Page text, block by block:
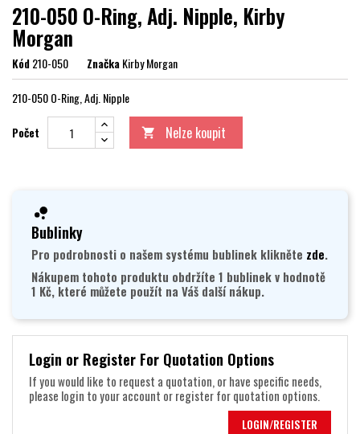
210-050 O-Ring, Adj. Nipple, Kirby
Morgan
Kód210-050 ZnačkaKirby Morgan
210-050 O-Ring, Adj. Nipple
Počet  Nelze koupit
Bublinky
Pro podrobnosti o našem systému bublinek klikněte zde.
Nákupem tohoto produktu obdržíte 1 bublinek v hodnotě
1 Kč, které můžete použít na Váš další nákup.
Login or Register For Quotation Options
If you would like to request a quotation, or have specific needs,
please login to your account or register for quotation options.
LOGIN/REGISTER